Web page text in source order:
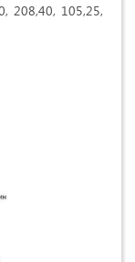
208,40, 105,25,